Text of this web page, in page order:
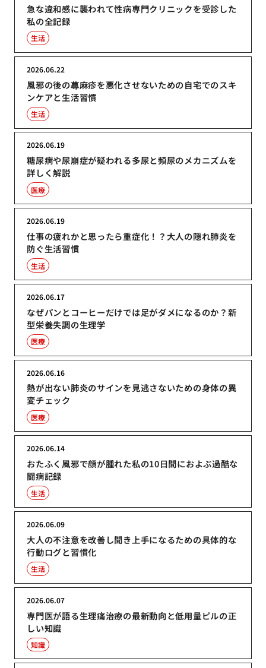
急な違和感に襲われて性病専門クリニックを受診した
私の全記録
生活
風邪の後の蕁麻疹を悪化させないための自宅でのスキ
ンケアと生活習慣
2026.06.22
生活
糖尿病や尿崩症が疑われる多尿と頻尿のメカニズムを
詳しく解説
2026.06.19
医療
仕事の疲れかと思ったら重症化！？大人の隠れ肺炎を
防ぐ生活習慣
2026.06.19
生活
なぜパンとコーヒーだけでは足がダメになるのか？新
型栄養失調の生理学
2026.06.17
医療
熱が出ない肺炎のサインを見逃さないための身体の異
変チェック
2026.06.16
医療
おたふく風邪で顔が腫れた私の10日間におよぶ過酷な
闘病記録
2026.06.14
生活
大人の不注意を改善し聞き上手になるための具体的な
行動ログと習慣化
2026.06.09
生活
専門医が語る生理痛治療の最新動向と低用量ピルの正
しい知識
2026.06.07
知識